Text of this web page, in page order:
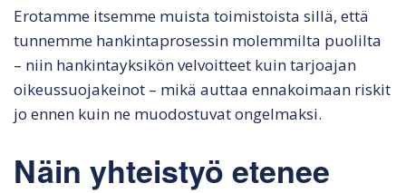
Erotamme itsemme muista toimistoista sillä, että
tunnemme hankintaprosessin molemmilta puolilta
– niin hankintayksikön velvoitteet kuin tarjoajan
oikeussuojakeinot – mikä auttaa ennakoimaan riskit
jo ennen kuin ne muodostuvat ongelmaksi.
Näin yhteistyö etenee